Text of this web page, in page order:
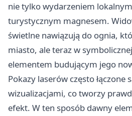
nie tylko wydarzeniem
turystycznym magnesem.
świetlne nawiązują do ognia,
miasto, ale teraz w
elementem budującym jego
Pokazy laserów często łączone
wizualizacjami, co tworzy
efekt. W ten sposób dawny